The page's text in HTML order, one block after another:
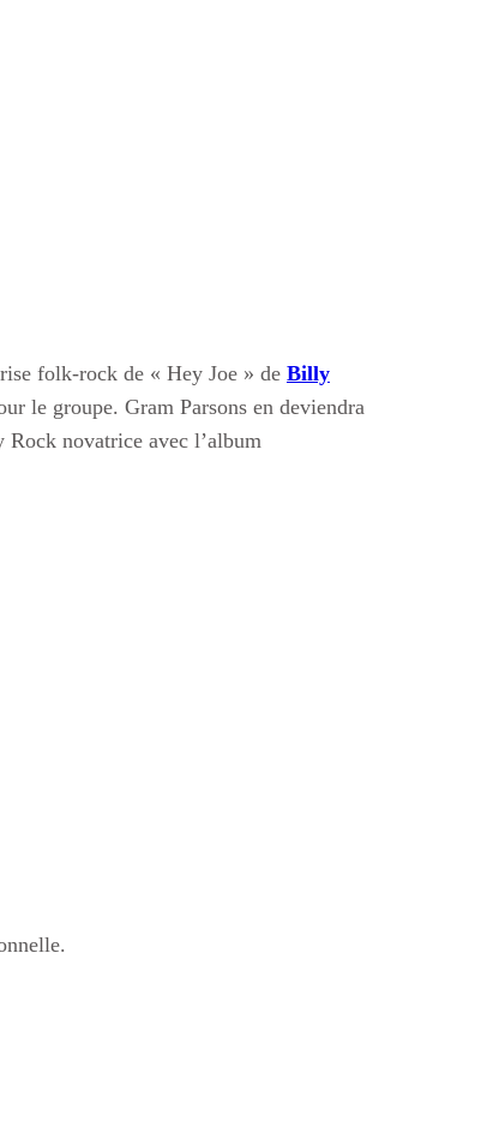
folk-rock de « Hey Joe » de Billy
le groupe. Gram Parsons en deviendra
novatrice avec l’album